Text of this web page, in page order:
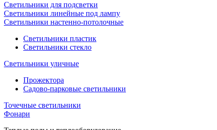
Светильники для подсветки
Светильники линейные под лампу
Светильники настенно-потолочные
Светильники плаcтик
Светильники стекло
Светильники уличные
Прожектора
Садово-парковые светильники
Точечные светильники
Фонари